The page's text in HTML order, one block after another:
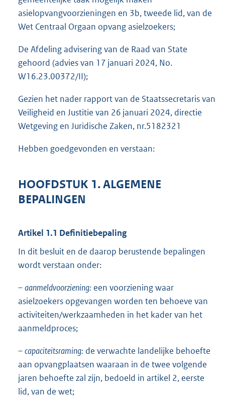
asielopvangvoorzieningen en 3b, tweede lid, van de
Wet Centraal Orgaan opvang asielzoekers;
De Afdeling advisering van de Raad van State
gehoord (advies van 17 januari 2024, No.
W16.23.00372/II);
Gezien het nader rapport van de Staatssecretaris van
Veiligheid en Justitie van 26 januari 2024, directie
Wetgeving en Juridische Zaken, nr.5182321
Hebben goedgevonden en verstaan:
HOOFDSTUK 1. ALGEMENE
BEPALINGEN
Artikel 1.1 Definitiebepaling
In dit besluit en de daarop berustende bepalingen
wordt verstaan onder:
–aanmeldvoorziening: een voorziening waar
asielzoekers opgevangen worden ten behoeve van
activiteiten/werkzaamheden in het kader van het
aanmeldproces;
–capaciteitsraming: de verwachte landelijke behoefte
aan opvangplaatsen waaraan in de twee volgende
jaren behoefte zal zijn, bedoeld in artikel 2, eerste
lid, van de wet;